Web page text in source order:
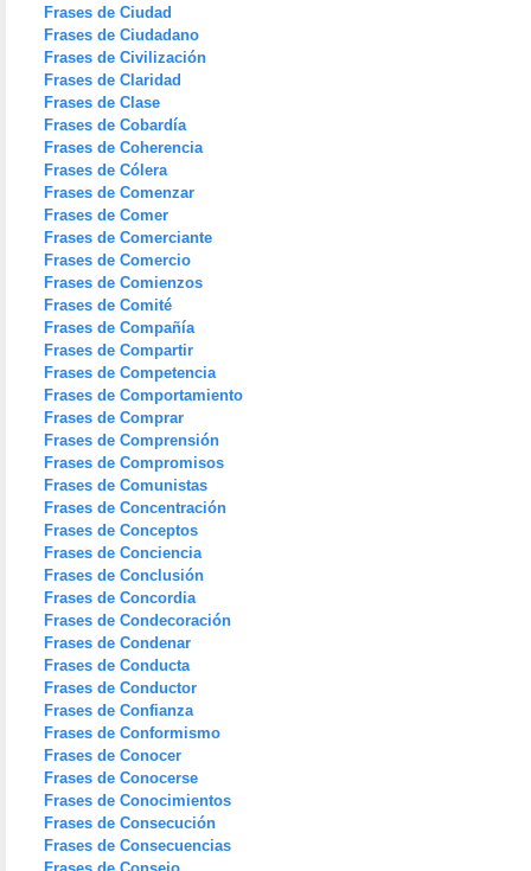
Frases de Ciudad
Frases de Ciudadano
Frases de Civilización
Frases de Claridad
Frases de Clase
Frases de Cobardía
Frases de Coherencia
Frases de Cólera
Frases de Comenzar
Frases de Comer
Frases de Comerciante
Frases de Comercio
Frases de Comienzos
Frases de Comité
Frases de Compañía
Frases de Compartir
Frases de Competencia
Frases de Comportamiento
Frases de Comprar
Frases de Comprensión
Frases de Compromisos
Frases de Comunistas
Frases de Concentración
Frases de Conceptos
Frases de Conciencia
Frases de Conclusión
Frases de Concordia
Frases de Condecoración
Frases de Condenar
Frases de Conducta
Frases de Conductor
Frases de Confianza
Frases de Conformismo
Frases de Conocer
Frases de Conocerse
Frases de Conocimientos
Frases de Consecución
Frases de Consecuencias